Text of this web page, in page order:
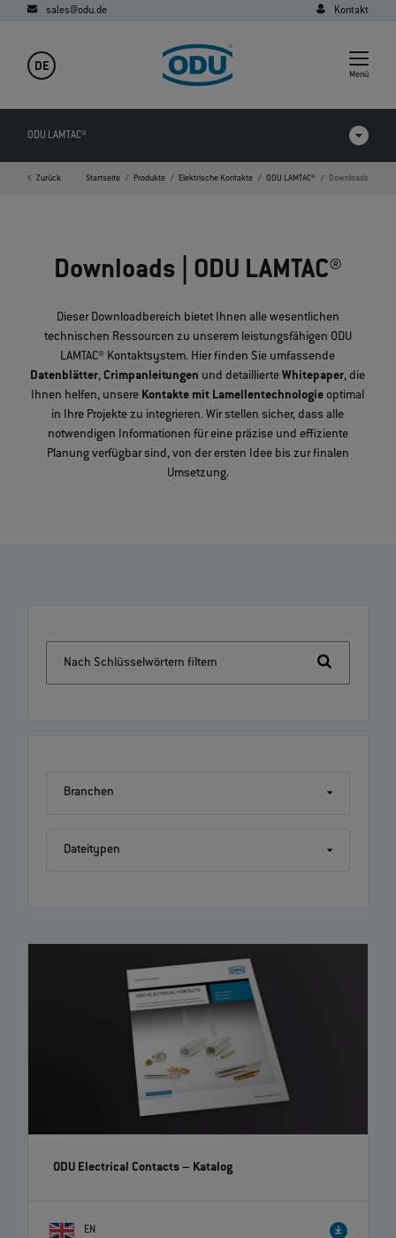
sales@odu.de Kontakt
DE
Menü
ODU LAMTAC®
Produkte im Vergleich
Downloads
Zurück Startseite Produkte Elektrische Kontakte ODU LAMTAC® Downloads
Downloads | ODU LAMTAC®
Dieser Downloadbereich bietet Ihnen alle wesentlichen
technischen Ressourcen zu unserem leistungsfähigen ODU
LAMTAC® Kontaktsystem. Hier finden Sie umfassende
Datenblätter, Crimpanleitungen und detaillierteWhitepaper, die
Ihnen helfen, unsere Kontakte mit Lamellentechnologie optimal
in Ihre Projekte zu integrieren. Wir stellen sicher, dass alle
notwendigen Informationen für eine präzise und effiziente
Planung verfügbar sind, von der ersten Idee bis zur finalen
Umsetzung.
Nach Schlüsselwörtern filtern
Branchen
Dateitypen
ODU Electrical Contacts– Katalog
EN